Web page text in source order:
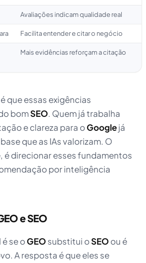
Avaliações indicam qualidade real
Facilita entender e citar o negócio
Mais evidências reforçam a citação
que essas exigências
bomSEO. Quem já trabalha
e clareza para oGooglejá
que as IAs valorizam. O
é direcionar esses fundamentos
por inteligência
e SEO
se oGEO substitui oSEO ou é
A resposta é que eles se